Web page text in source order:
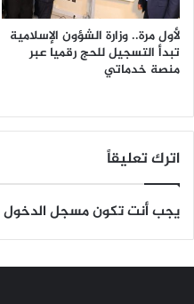
لأول مرة.. وزارة الشؤون الإسلامية
تبدأ التسجيل للحج رقميا عبر
منصة خدماتي
اترك تعليقاً
يجب أنت تكونمسجل الدخول